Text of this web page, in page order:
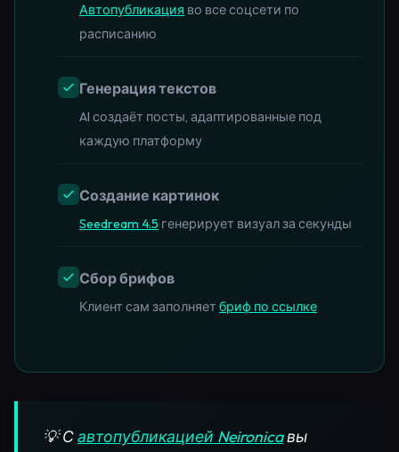
Автопубликация во все соцсети по
расписанию
Генерация текстов
AI создаёт посты, адаптированные под
каждую платформу
Создание картинок
Seedream 4.5 генерирует визуал за секунды
Сбор брифов
Клиент сам заполняет бриф по ссылке
💡 Савтопубликацией Neironicaвы